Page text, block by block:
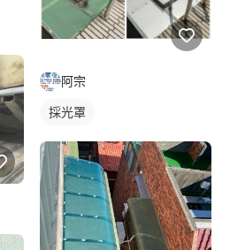
阿宗
採光罩